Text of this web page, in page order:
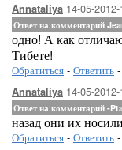
Annataliya 14-05-
Ответ на комментарий
одно! А как
Тибете!
Обратиться - Ответить -
Annataliya 14-05-
Ответ на комментарий -
назад они их
Обратиться - Ответить -